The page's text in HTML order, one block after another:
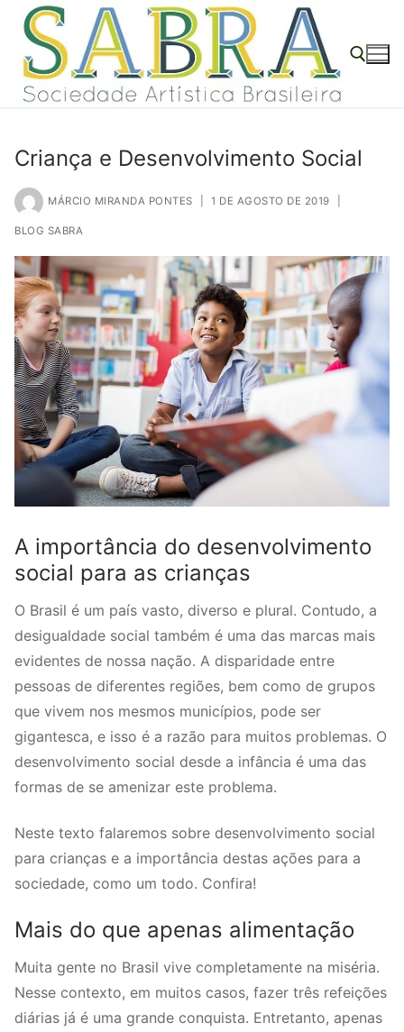
conteúdo
Pular
para
conteúdo
Criança e Desenvolvimento Social
MÁRCIO MIRANDA PONTES 1 DE AGOSTO DE 2019
BLOG SABRA
A importância do desenvolvimento
social para as crianças
O Brasil é um país vasto, diverso e plural. Contudo, a
desigualdade social também é uma das marcas mais
evidentes de nossa nação. A disparidade entre
pessoas de diferentes regiões, bem como de grupos
que vivem nos mesmos municípios, pode ser
gigantesca, e isso é a razão para muitos problemas. O
desenvolvimento social desde a infância é uma das
formas de se amenizar este problema.
Neste texto falaremos sobre desenvolvimento social
para crianças e a importância destas ações para a
sociedade, como um todo. Confira!
Mais do que apenas alimentação
Muita gente no Brasil vive completamente na miséria.
Nesse contexto, em muitos casos, fazer três refeições
diárias já é uma grande conquista. Entretanto, apenas